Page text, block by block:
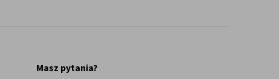
Masz pytania?